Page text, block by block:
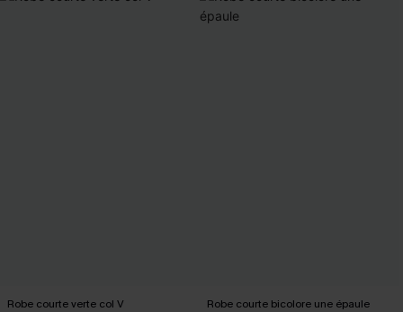
Robe courte verte col V Robe courte bicolore une épaule